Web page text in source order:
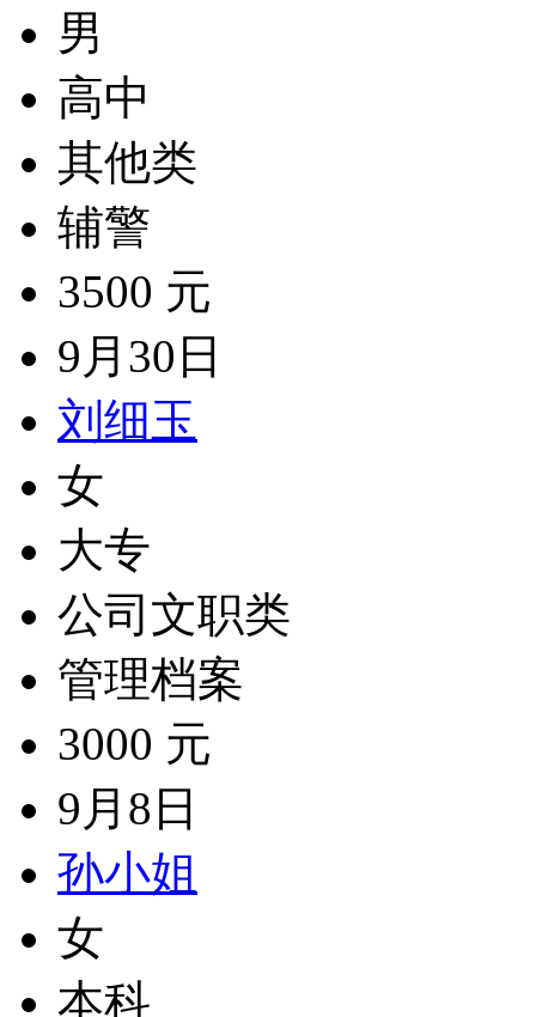
男
高中
其他类
辅警
3500 元
9月30日
刘细玉
女
大专
公司文职类
管理档案
3000 元
9月8日
孙小姐
女
本科